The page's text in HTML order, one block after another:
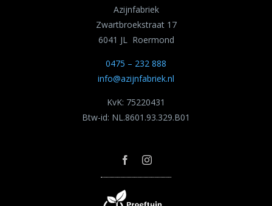
Azijnfabriek
Zwartbroekstraat 17
6041 JL Roermond
0475 – 232 888
info@azijnfabriek.nl
KvK: 75220431
Btw-id: NL.8601.93.329.B01